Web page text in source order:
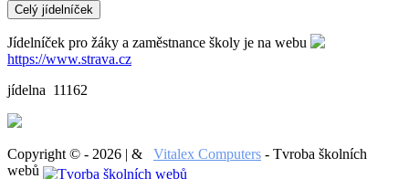
Celý jídelníček
Jídelníček pro žáky a zaměstnance školy je na webu
https://www.strava.cz
jídelna 11162
Copyright © - 2026 | & Vitalex Computers - Tvroba školních
webů